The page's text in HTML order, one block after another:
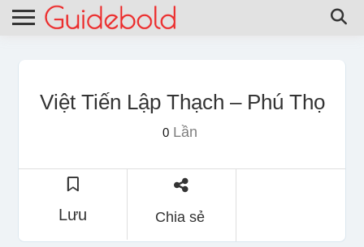
Việt Tiến Lập Thạch – Phú Thọ
0Lần
Lưu Chia sẻ